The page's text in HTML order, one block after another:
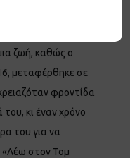
80χρονο γιο της, ο
ζωή, καθώς ο
μεταφέρθηκε σε
φροντίδα
κι έναν χρόνο
του για να
«Λέω στον Τομ